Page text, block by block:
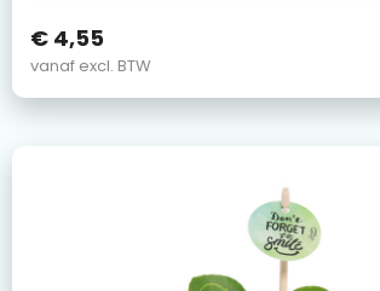
€ 4,55
vanaf excl. BTW